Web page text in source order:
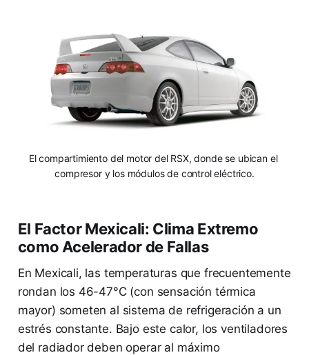
El compartimiento del motor del RSX, donde se ubican el
compresor y los módulos de control eléctrico.
El Factor Mexicali: Clima Extremo
como Acelerador de Fallas
En Mexicali, las temperaturas que frecuentemente
rondan los 46-47°C (con sensación térmica
mayor) someten al sistema de refrigeración a un
estrés constante. Bajo este calor, los ventiladores
del radiador deben operar al máximo